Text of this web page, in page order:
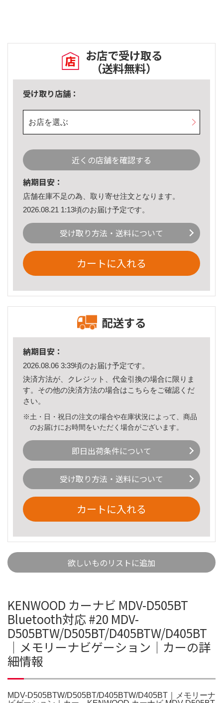
お店で受け取る
（送料無料）
受け取り店舗：
お店を選ぶ
近くの店舗を確認する
納期目安：
店舗在庫不足の為、取り寄せ注文となります。
2026.08.21 1:13頃のお届け予定です。
受け取り方法・送料について
カートに入れる
配送する
納期目安：
2026.08.06 3:39頃のお届け予定です。
決済方法が、クレジット、代金引換の場合に限りま
す。その他の決済方法の場合はこちら をご確認くだ
さい。
※土・日・祝日の注文の場合や在庫状況によって、商品
のお届けにお時間をいただく場合がございます。
即日出荷条件について
受け取り方法・送料について
カートに入れる
欲しいものリストに追加
KENWOOD カーナビ MDV-D505BT
Bluetooth対応 #20 MDV-
D505BTW/D505BT/D405BTW/D405BT
｜メモリーナビゲーション｜カーの詳
細情報
MDV-D505BTW/D505BT/D405BTW/D405BT｜メモリーナ